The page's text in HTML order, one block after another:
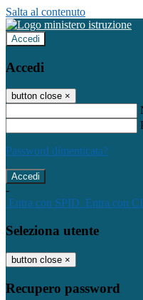
Salta al contenuto
Accedi
Accedi
button close ×
Password dimenticata?
-
Entra con SPID Entra con
Seleziona utente
button close ×
Recupero password